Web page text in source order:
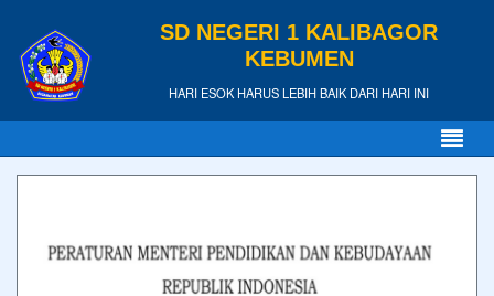
SD NEGERI 1 KALIBAGOR
KEBUMEN
HARI ESOK HARUS LEBIH BAIK DARI HARI INI